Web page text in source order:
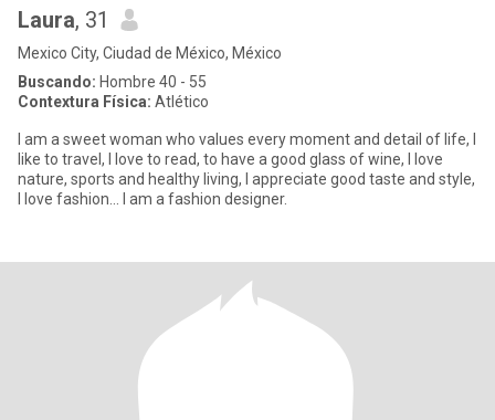
Laura, 31
Mexico City, Ciudad de México, México
Buscando: Hombre 40 - 55
Contextura Física: Atlético
I am a sweet woman who values ​​every moment and detail of life, I
like to travel, I love to read, to have a good glass of wine, I love
nature, sports and healthy living, I appreciate good taste and style,
I love fashion... I am a fashion designer.